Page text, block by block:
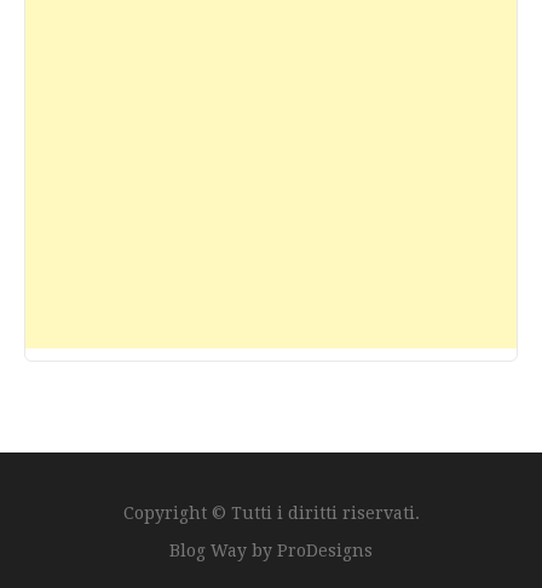
Copyright © Tutti i diritti riservati.
Blog Way by ProDesigns